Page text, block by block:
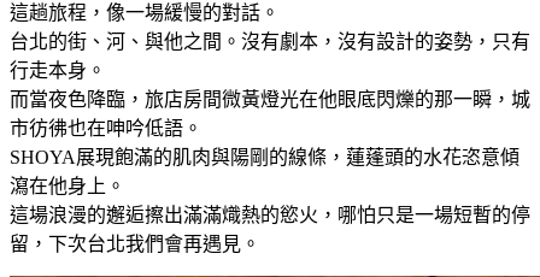
這趟旅程，像一場緩慢的對話。
台北的街、河、與他之間。沒有劇本，沒有設計的姿勢，只有
行走本身。
而當夜色降臨，旅店房間微黃燈光在他眼底閃爍的那一瞬，城
市彷彿也在呻吟低語。
SHOYA展現飽滿的肌肉與陽剛的線條，蓮蓬頭的水花恣意傾
瀉在他身上。
這場浪漫的邂逅擦出滿滿熾熱的慾火，哪怕只是一場短暫的停
留，下次台北我們會再遇見。